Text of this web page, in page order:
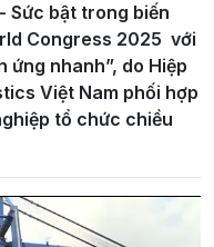
Sức bật trong biến
Congress 2025 với
nhanh”, do Hiệp
Việt Nam phối hợp
tổ chức chiều